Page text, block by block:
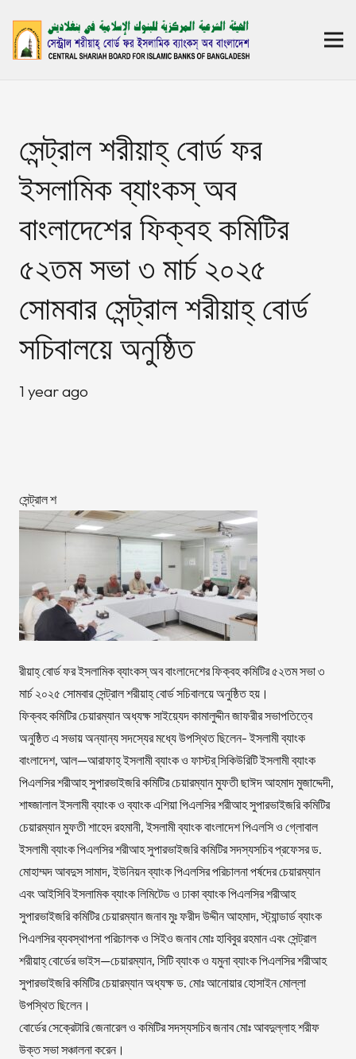
সেন্ট্রাল শরীয়াহ্ বোর্ড ফর
ইসলামিক ব্যাংকস্ অব
বাংলাদেশের ফিক্বহ কমিটির
৫২তম সভা ৩ মার্চ ২০২৫
সোমবার সেন্ট্রাল শরীয়াহ্ বোর্ড
সচিবালয়ে অনুষ্ঠিত
1 year ago
সেন্ট্রাল শ
রীয়াহ্ বোর্ড ফর ইসলামিক ব্যাংকস্ অব বাংলাদেশের ফিক্বহ কমিটির ৫২তম সভা ৩
মার্চ ২০২৫ সোমবার সেন্ট্রাল শরীয়াহ্ বোর্ড সচিবালয়ে অনুষ্ঠিত হয়।
ফিক্বহ কমিটির চেয়ারম্যান অধ্যক্ষ সাইয়্যেদ কামালুদ্দীন জাফরীর সভাপতিত্বে
অনুষ্ঠিত এ সভায় অন্যান্য সদস্যের মধ্যে উপস্থিত ছিলেন- ইসলামী ব্যাংক
বাংলাদেশ, আল—আরাফাহ্ ইসলামী ব্যাংক ও ফাস্টর্ সিকিউরিটি ইসলামী ব্যাংক
পিএলসির শরীআহ সুপারভাইজরি কমিটির চেয়ারম্যান মুফতী ছাঈদ আহমাদ মুজাদ্দেদী,
শাহ্জালাল ইসলামী ব্যাংক ও ব্যাংক এশিয়া পিএলসির শরীআহ সুপারভাইজরি কমিটির
চেয়ারম্যান মুফতী শাহেদ রহমানী, ইসলামী ব্যাংক বাংলাদেশ পিএলসি ও গ্লোবাল
ইসলামী ব্যাংক পিএলসির শরীআহ সুপারভাইজরি কমিটির সদস্যসচিব প্রফেসর ড.
মোহাম্মদ আবদুস সামাদ, ইউনিয়ন ব্যাংক পিএলসির পরিচালনা পর্ষদের চেয়ারম্যান
এবং আইসিবি ইসলামিক ব্যাংক লিমিটেড ও ঢাকা ব্যাংক পিএলসির শরীআহ
সুপারভাইজরি কমিটির চেয়ারম্যান জনাব মুঃ ফরীদ উদ্দীন আহমাদ, স্ট্যান্ডার্ড ব্যাংক
পিএলসির ব্যবস্থাপনা পরিচালক ও সিইও জনাব মোঃ হাবিবুর রহমান এবং সেন্ট্রাল
শরীয়াহ্ বোর্ডের ভাইস—চেয়ারম্যান, সিটি ব্যাংক ও যমুনা ব্যাংক পিএলসির শরীআহ
সুপারভাইজরি কমিটির চেয়ারম্যান অধ্যক্ষ ড. মোঃ আনোয়ার হোসাইন মোল্লা
উপস্থিত ছিলেন।
বোর্ডের সেক্রেটারি জেনারেল ও কমিটির সদস্যসচিব জনাব মোঃ আবদুল্লাহ শরীফ
উক্ত সভা সঞ্চালনা করেন।